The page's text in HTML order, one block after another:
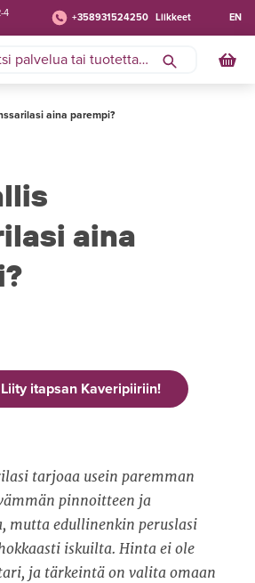
+358931524250 Liikkeet
4
EN
aina parempi?
aina
Liity itapsan Kaveripiiriin!
tarjoaa usein paremman
pinnoitteen ja
mutta edullinenkin peruslasi
iskuilta. Hinta ei ole
ja tärkeintä on valita omaan